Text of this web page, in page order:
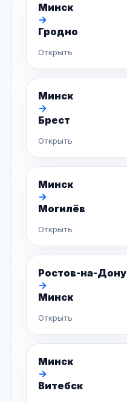
Минск
→
Гродно
Открыть
Минск
→
Брест
Открыть
Минск
→
Могилёв
Открыть
Ростов-на-Дону
→
Минск
Открыть
Минск
→
Витебск